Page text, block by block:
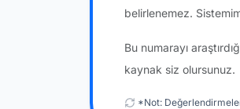
belirlenemez.
Bu numarayı
kaynak siz olursunuz.
*Not: